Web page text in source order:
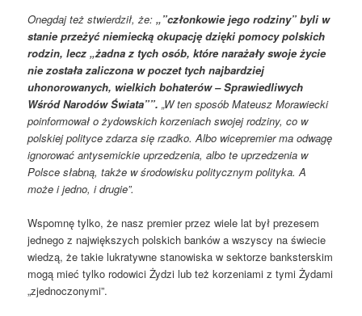
Onegdaj też stwierdził, że:„”członkowie jego rodziny” byli w
stanie przeżyć niemiecką okupację dzięki pomocy polskich
rodzin, lecz „żadna z tych osób, które narażały swoje życie
nie została zaliczona w poczet tych najbardziej
uhonorowanych, wielkich bohaterów – Sprawiedliwych
Wśród Narodów Świata””.„W ten sposób Mateusz Morawiecki
poinformował o żydowskich korzeniach swojej rodziny, co w
polskiej polityce zdarza się rzadko. Albo wicepremier ma odwagę
ignorować antysemickie uprzedzenia, albo te uprzedzenia w
Polsce słabną, także w środowisku politycznym polityka. A
może i jedno, i drugie”.
Wspomnę tylko, że nasz premier przez wiele lat był prezesem
jednego z największych polskich banków a wszyscy na świecie
wiedzą, że takie lukratywne stanowiska w sektorze banksterskim
mogą mieć tylko rodowici Żydzi lub też korzeniami z tymi Żydami
„zjednoczonymi”.